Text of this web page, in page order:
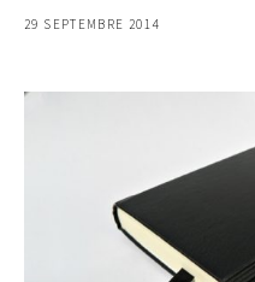
29 SEPTEMBRE 2014